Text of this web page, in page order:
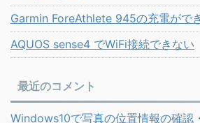
Garmin ForeAthlete 945の充電がで
AQUOS sense4 でWiFi接続できない
最近のコメント
Windows10で写真の位置情報の確認